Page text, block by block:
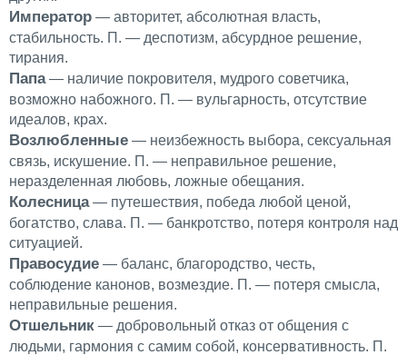
Император — авторитет, абсолютная власть,
стабильность. П. — деспотизм, абсурдное решение,
тирания.
Папа— наличие покровителя, мудрого советчика,
возможно набожного. П. — вульгарность, отсутствие
идеалов, крах.
Возлюбленные — неизбежность выбора, сексуальная
связь, искушение. П. — неправильное решение,
неразделенная любовь, ложные обещания.
Колесница— путешествия, победа любой ценой,
богатство, слава. П. — банкротство, потеря контроля над
ситуацией.
Правосудие — баланс, благородство, честь,
соблюдение канонов, возмездие. П. — потеря смысла,
неправильные решения.
Отшельник — добровольный отказ от общения с
людьми, гармония с самим собой, консервативность. П.